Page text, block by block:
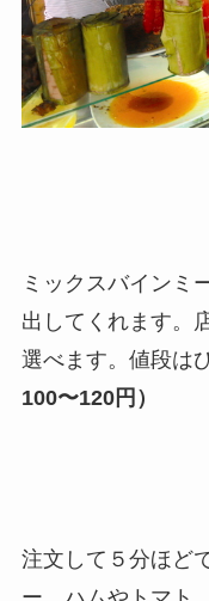
ミックスバインミ
出してくれます。
選べます。値段は
100〜120円）
注文して５分ほど